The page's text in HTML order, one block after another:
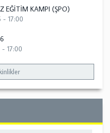
EĞİTİM KAMPI (ŞPO)
- 17:00
17:00